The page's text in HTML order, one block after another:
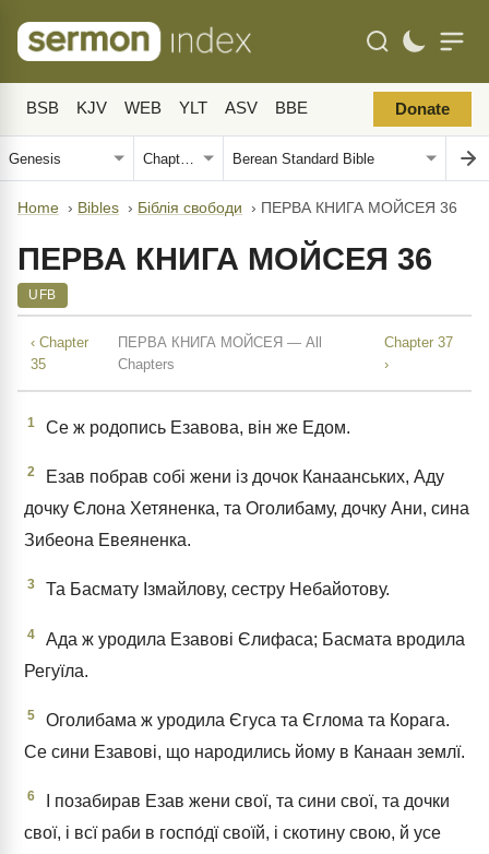
BSB KJV WEB YLT ASV BBE Donate
Home › Bibles › Біблія свободи › ПЕРВА КНИГА МОЙСЕЯ 36
ПЕРВА КНИГА МОЙСЕЯ 36
UFB
‹ Chapter
35
ПЕРВА КНИГА МОЙСЕЯ — All
Chapters
Chapter 37
›
1 Се ж родопись Езавова, він же Едом.
2
Езав побрав собі жени із дочок Канаанських, Аду
дочку Єлона Хетяненка, та Оголибаму, дочку Ани, сина
Зибеона Евеяненка.
3 Та Басмату Ізмайлову, сестру Небайотову.
4
Ада ж уродила Езавові Єлифаса; Басмата вродила
Регуїла.
5
Оголибама ж уродила Єгуса та Єглома та Корага.
Се сини Езавові, що народились йому в Канаан землї.
6
І позабирав Езав жени свої, та сини свої, та дочки
свої, і всї раби в госпо́дї своїй, і скотину свою, й усе